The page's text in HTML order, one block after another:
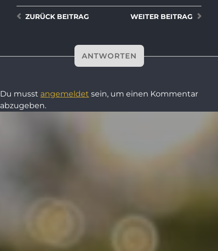
WEITER BEITRAG
ZURÜCKBEITRAG
ANTWORTEN
Du musst angemeldet sein, um einen Kommentar
abzugeben.